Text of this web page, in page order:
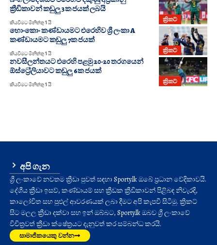
ක්‍රිකට්
ක්‍රීඩිකාවන් කඩුලු 3ක ජයක් ලබයි
කියවීමට මිනිත්තු 1 යි
ක්‍රිකට්
හොංකොං කණ්ඩායමට එරෙහිව ශ්‍රී ලංකා A
කණ්ඩායමට කඩුලු 7ක ජයක්
කියවීමට මිනිත්තු 1 යි
ක්‍රිකට්
නවසීලන්තයට එරෙහි පළමු 20-20 තරගයෙන්
ඕස්ට්‍රේලියාවට කඩුලු 6ක ජයක්
කියවීමට මිනිත්තු 1 යි
අපි ගැන
ශ්‍රී ලංකාවේ නවතම ක්‍රීඩා පුවත් සඳහා Sporty.lk ඔබේ ප්‍රධාන වේදිකාවයි.
දේශීය ක්‍රීඩා ඉසව්, කණ්ඩායම් සහ ක්‍රීඩක ක්‍රීඩිකාවන් පිළිබඳ නිවැරදි,
කාලෝචිත සහ පුළුල් ආවරණයක් ලබා දීමට අපි කැපවී සිටිමු. ක්‍රිකට්
සිට මලල ක්‍රීඩා දක්වා සහ ඉන් ඔබ්බට, Sporty.lk ඔබව ශ්‍රී ලංකාවේ
විචිත්‍රවත් ක්‍රීඩා ක්ෂේත්‍රයට දැනුවත් කර සම්බන්ධ කරයි.
සාමාජිකයෙකු වන්න